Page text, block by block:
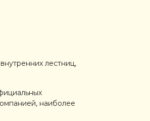
лестниц,
наиболее